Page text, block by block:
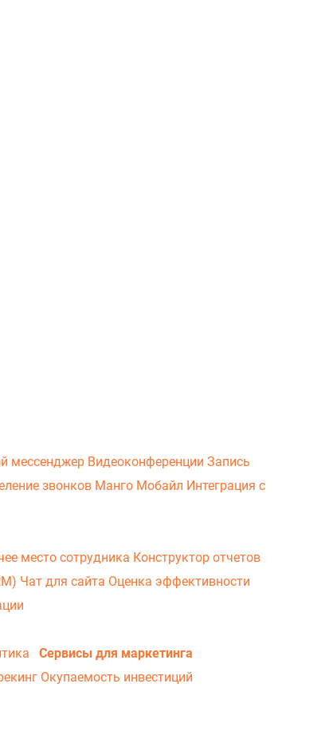
мессенджер Видеоконференции Запись
звонков Манго Мобайл Интеграция с
место сотрудника Конструктор отчетов
Чат для сайта Оценка эффективности
Сервисы для маркетинга
Окупаемость инвестиций